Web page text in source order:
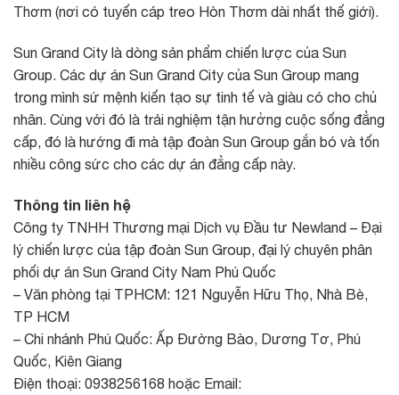
Thơm (nơi có tuyến cáp treo Hòn Thơm dài nhất thế giới).
Sun Grand City là dòng sản phẩm chiến lược của Sun
Group. Các dự án Sun Grand City của Sun Group mang
trong mình sứ mệnh kiến tạo sự tinh tế và giàu có cho chủ
nhân. Cùng với đó là trải nghiệm tận hưởng cuộc sống đẳng
cấp, đó là hướng đi mà tập đoàn Sun Group gắn bó và tốn
nhiều công sức cho các dự án đẳng cấp này.
Thông tin liên hệ
Công ty TNHH Thương mại Dịch vụ Đầu tư Newland – Đại
lý chiến lược của tập đoàn Sun Group, đại lý chuyên phân
phối dự án Sun Grand City Nam Phú Quốc
– Văn phòng tại TPHCM: 121 Nguyễn Hữu Thọ, Nhà Bè,
TP HCM
– Chi nhánh Phú Quốc: Ấp Đường Bào, Dương Tơ, Phú
Quốc, Kiên Giang
Điện thoại: 0938256168 hoặc Email: